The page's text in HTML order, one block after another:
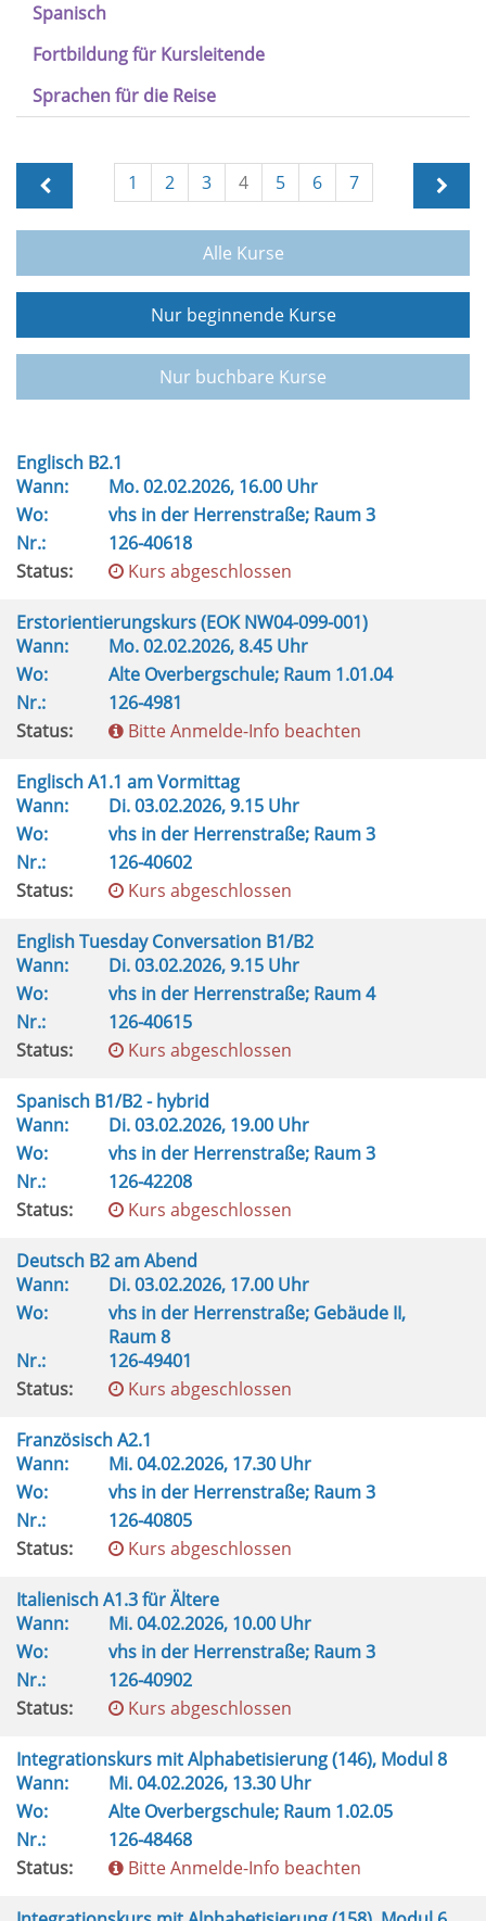
Spanisch
Fortbildung für Kursleitende
Sprachen für die Reise
1 2 3 4 5 6 7
Alle Kurse
Nur beginnende Kurse
Nur buchbare Kurse
Englisch B2.1
Wann:
Mo.02.02.2026, 16.00 Uhr
Wo:
vhs in der Herrenstraße; Raum 3
Nr.:
126-40618
Status:
Kurs abgeschlossen
Erstorientierungskurs (EOK NW04-099-001)
Wann:
Mo.02.02.2026, 8.45 Uhr
Wo:
Alte Overbergschule; Raum 1.01.04
Nr.:
126-4981
Status:
Bitte Anmelde-Info beachten
Englisch A1.1 am Vormittag
Wann:
Di.03.02.2026, 9.15 Uhr
Wo:
vhs in der Herrenstraße; Raum 3
Nr.:
126-40602
Status:
Kurs abgeschlossen
English Tuesday Conversation B1/B2
Wann:
Di.03.02.2026, 9.15 Uhr
Wo:
vhs in der Herrenstraße; Raum 4
Nr.:
126-40615
Status:
Kurs abgeschlossen
Spanisch B1/B2 - hybrid
Wann:
Di.03.02.2026, 19.00 Uhr
Wo:
vhs in der Herrenstraße; Raum 3
Nr.:
126-42208
Status:
Kurs abgeschlossen
Deutsch B2 am Abend
Wann:
Di.03.02.2026, 17.00 Uhr
Wo:
vhs in der Herrenstraße; Gebäude II,
Raum 8
Nr.:
126-49401
Status:
Kurs abgeschlossen
Französisch A2.1
Wann:
Mi.04.02.2026, 17.30 Uhr
Wo:
vhs in der Herrenstraße; Raum 3
Nr.:
126-40805
Status:
Kurs abgeschlossen
Italienisch A1.3 für Ältere
Wann:
Mi.04.02.2026, 10.00 Uhr
Wo:
vhs in der Herrenstraße; Raum 3
Nr.:
126-40902
Status:
Kurs abgeschlossen
Integrationskurs mit Alphabetisierung (146), Modul 8
Wann:
Mi.04.02.2026, 13.30 Uhr
Wo:
Alte Overbergschule; Raum 1.02.05
Nr.:
126-48468
Status:
Bitte Anmelde-Info beachten